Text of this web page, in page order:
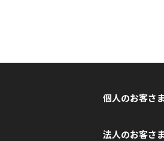
個人のお客さま
法人のお客さま